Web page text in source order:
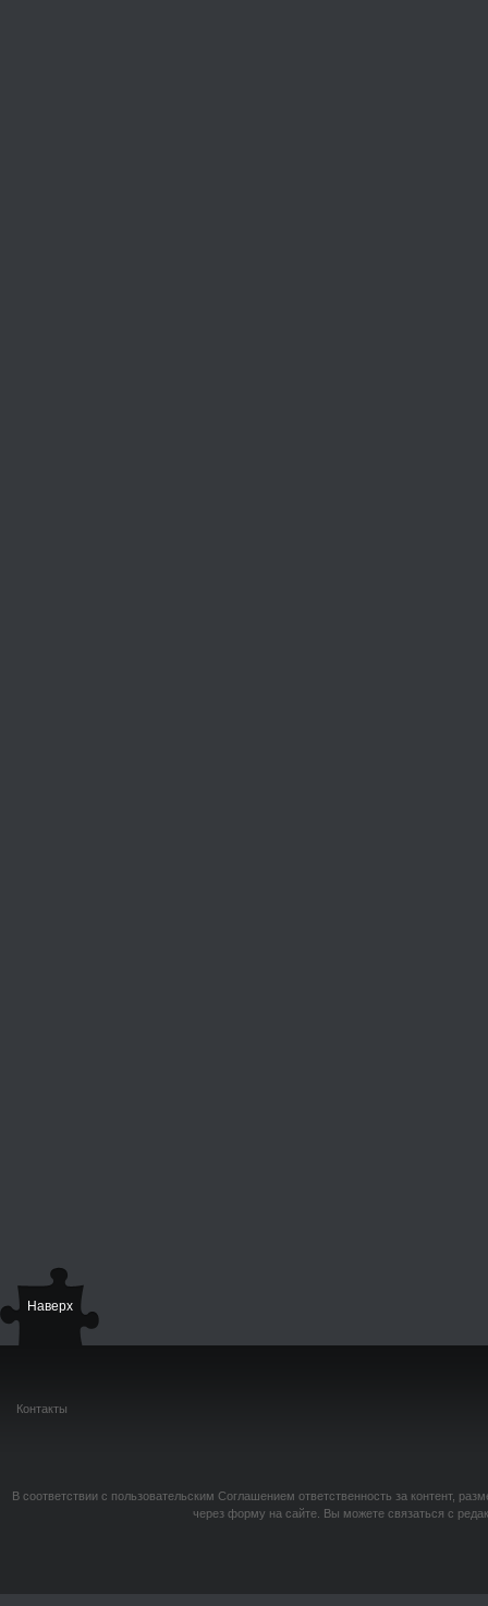
Наверх
Контакты
В соответствии с пользовательским Соглашением ответственность за контент,
через форму на сайте. Вы можете связаться с